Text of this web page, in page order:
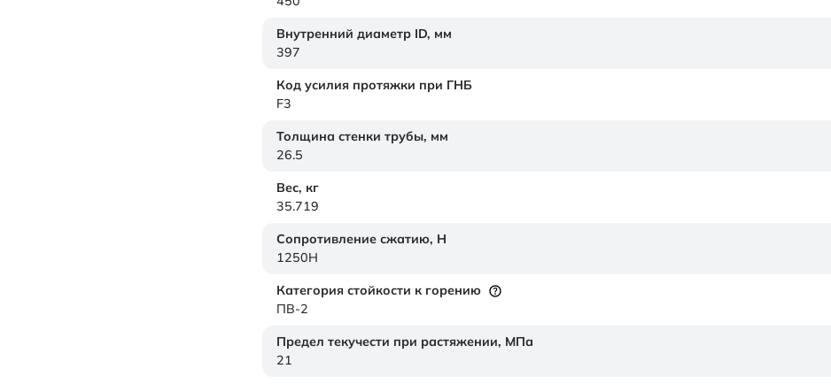
Внутренний диаметр ID, мм
397
Код усилия протяжки при ГНБ
F3
Толщина стенки трубы, мм
26.5
Вес, кг
35.719
Сопротивление сжатию, Н
1250H
Категория стойкости к горению
ПВ-2
Предел текучести при растяжении, МПа
21